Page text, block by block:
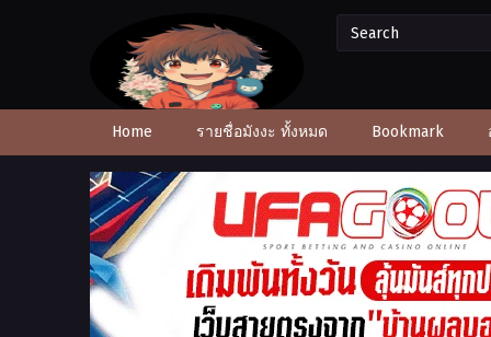
Home รายชื่อมังงะ ทั้งหมด Bookmark